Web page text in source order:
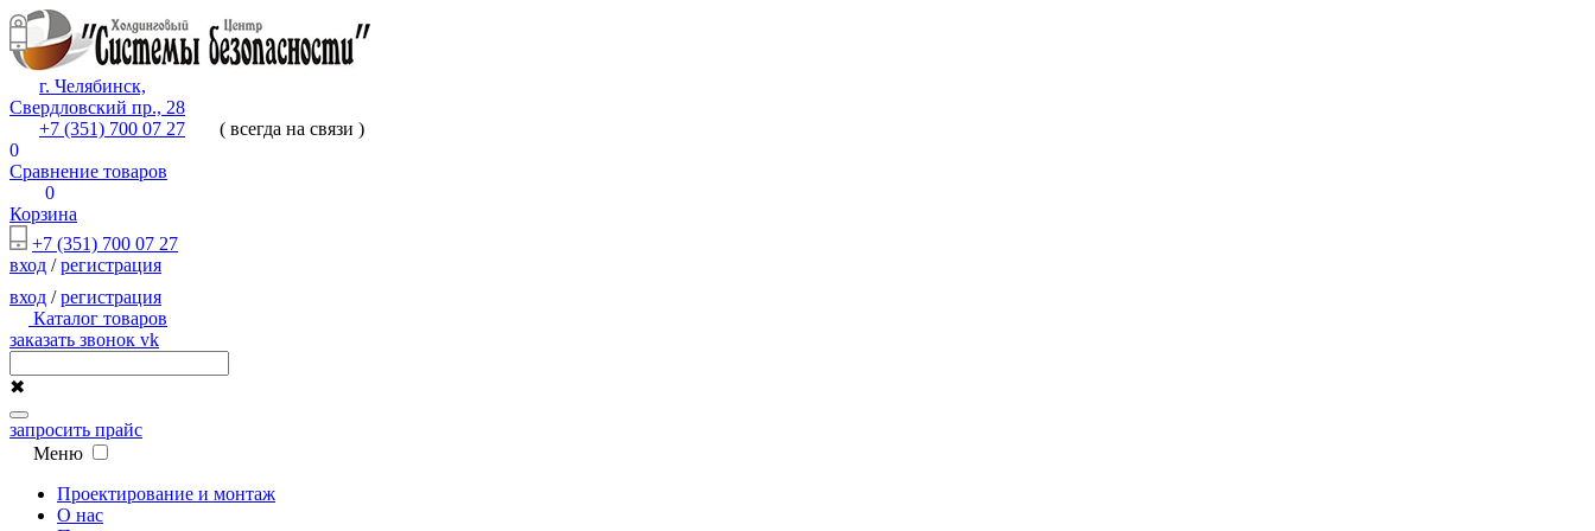
г. Челябинск,
Свердловский пр., 28
+7 (351) 700 07 27
( всегда на связи )
0
Сравнение товаров
0
Корзина
+7 (351) 700 07 27
вход /регистрация
вход /регистрация
Каталог товаров
заказать звонок vk
✖
запросить прайс
Меню
Проектирование и монтаж
О нас